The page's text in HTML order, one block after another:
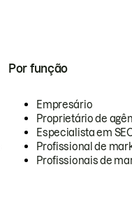
Por função
Empresário
Proprietário de
Especialista em
Profissional de
Profissionais de